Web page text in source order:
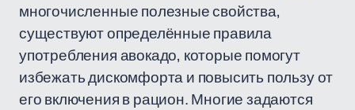
многочисленные полезные свойства,
существуют определённые правила
употребления авокадо, которые помогут
избежать дискомфорта и повысить пользу от
его включения в рацион. Многие задаются